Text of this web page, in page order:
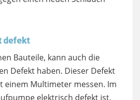
defekt
Bauteile, kann auch die
Defekt haben. Dieser Defekt
einem Multimeter messen. Im
elektrisch defekt ist,